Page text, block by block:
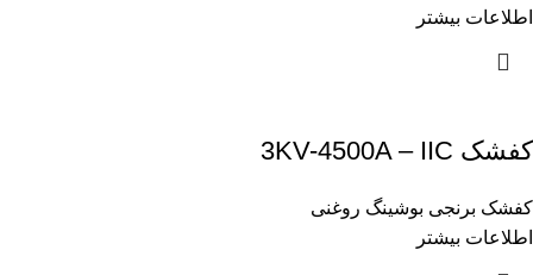
اطلاعات بیشتر
کفشک 3KV-4500A – IIC
کفشک برنجی بوشینگ روغنی
اطلاعات بیشتر